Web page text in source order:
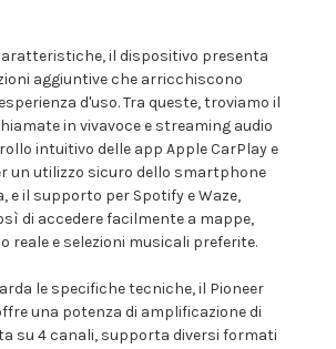
il dispositivo presenta
aggiuntive che arricchiscono
d'uso. Tra queste, troviamo il
in vivavoce e streaming audio
intuitivo delle app Apple CarPlay e
un utilizzo sicuro dello smartphone
e il supporto per Spotify e Waze,
di accedere facilmente a mappe,
reale e selezioni musicali preferite.
le specifiche tecniche, il Pioneer
una potenza di amplificazione di
su 4 canali, supporta diversi formati